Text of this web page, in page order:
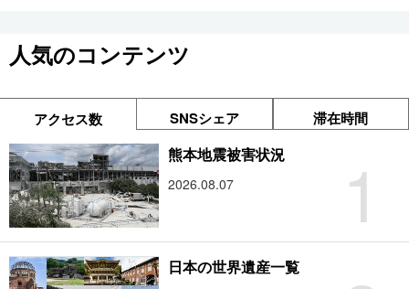
人気のコンテンツ
アクセス数 SNSシェア 滞在時間
1
熊本地震被害状況
2026.08.07
日本の世界遺産一覧